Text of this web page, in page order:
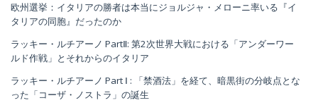
欧州選挙：イタリアの勝者は本当にジョルジャ・メローニ率いる『イ
タリアの同胞』だったのか
ラッキー・ルチアーノ PartⅡ: 第2次世界大戦における「アンダーワー
ルド作戦」とそれからのイタリア
ラッキー・ルチアーノ Part Ⅰ : 「禁酒法」を経て、暗黒街の分岐点とな
った「コーザ・ノストラ」の誕生